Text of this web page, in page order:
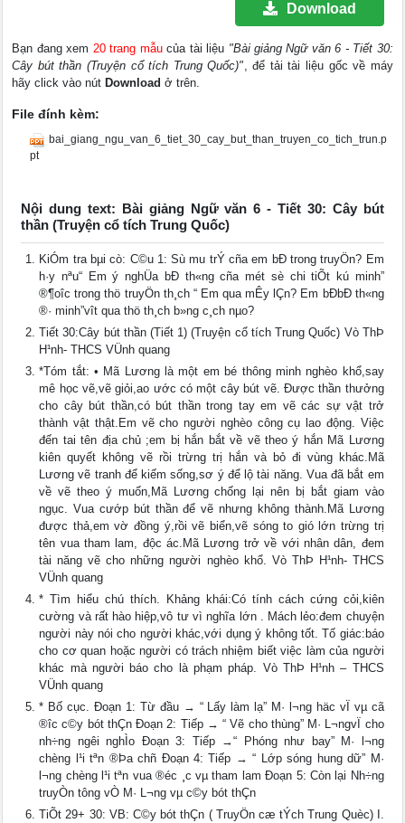
Download
Bạn đang xem 20 trang mẫucủa tài liệu "Bài giảng Ngữ văn 6 - Tiết 30:
Cây bút thần (Truyện cổ tích Trung Quốc)", để tải tài liệu gốc về máy
hãy click vào nút Download ở trên.
File đính kèm:
bai_giang_ngu_van_6_tiet_30_cay_but_than_truyen_co_tich_trun.p
pt
Nội dung text: Bài giảng Ngữ văn 6 - Tiết 30: Cây bút
thần (Truyện cổ tích Trung Quốc)
KiÓm tra bµi cò: C©u 1: Sù mu trÝ cña em bÐ trong truyÖn? Em
h·y nªu“ Em ý nghÜa bÐ th«ng cña mét sè chi tiÕt kú minh”
®¶oîc trong thö truyÖn th¸ch “ Em qua mÊy lÇn? Em bÐbÐ th«ng
®· minh”vît qua thö th¸ch b»ng c¸ch nµo?
Tiết 30:Cây bút thần (Tiết 1) (Truyện cổ tích Trung Quốc) Vò ThÞ
H¹nh- THCS VÜnh quang
*Tóm tắt: • Mã Lương là một em bé thông minh nghèo khổ,say
mê học vẽ,vẽ giỏi,ao ước có một cây bút vẽ. Được thần thưởng
cho cây bút thần,có bút thần trong tay em vẽ các sự vật trở
thành vật thật.Em vẽ cho người nghèo công cụ lao động. Việc
đến tai tên địa chủ ;em bị hắn bắt về vẽ theo ý hắn Mã Lương
kiên quyết không vẽ rồi trừng trị hắn và bỏ đi vùng khác.Mã
Lương vẽ tranh để kiếm sống,sơ ý để lộ tài năng. Vua đã bắt em
về vẽ theo ý muốn,Mã Lương chống lại nên bị bắt giam vào
ngục. Vua cướp bút thần để vẽ nhưng không thành.Mã Lương
được thả,em vờ đồng ý,rồi vẽ biển,vẽ sóng to gió lớn trừng trị
tên vua tham lam, độc ác.Mã Lương trở về với nhân dân, đem
tài năng vẽ cho những người nghèo khổ. Vò ThÞ H¹nh- THCS
VÜnh quang
* Tìm hiểu chú thích. Khảng khái:Có tính cách cứng cỏi,kiên
cường và rất hào hiệp,vô tư vì nghĩa lớn . Mách lẻo:đem chuyện
người này nói cho người khác,với dụng ý không tốt. Tố giác:báo
cho cơ quan hoặc người có trách nhiệm biết việc làm của người
khác mà người báo cho là phạm pháp. Vò ThÞ H¹nh – THCS
VÜnh quang
* Bố cục. Đoạn 1: Từ đầu → “ Lấy làm lạ” M· l¬ng häc vÏ vµ cã
®îc c©y bót thÇn Đoạn 2: Tiếp → “ Vẽ cho thùng” M· L¬ngvÏ cho
nh÷ng ngêi nghÌo Đoạn 3: Tiếp →“ Phóng như bay” M· l¬ng
chèng l¹i tªn ®Þa chñ Đoạn 4: Tiếp → “ Lớp sóng hung dữ” M·
l¬ng chèng l¹i tªn vua ®éc ¸c vµ tham lam Đoạn 5: Còn lại Nh÷ng
truyÒn tông vÒ M· L¬ng vµ c©y bót thÇn
TiÕt 29+ 30: VB: C©y bót thÇn ( TruyÖn cæ tÝch Trung Quèc) I.